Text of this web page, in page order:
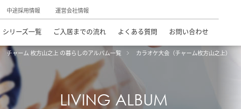
中途採用情報 運営会社情報
シリーズ一覧 ご入居までの流れ よくある質問 お問い合わせ
チャーム 枚方山之上 の暮らしのアルバム一覧 カラオケ大会（チャーム枚方山之上）
LIVING ALBUM